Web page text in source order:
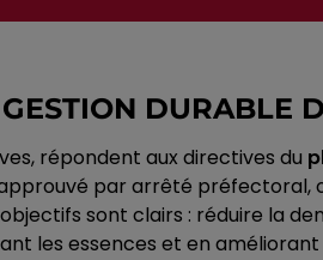
DURABLE
répondent aux directives du
par arrêté préfectoral,
sont clairs : réduire la
les essences et en améliorant